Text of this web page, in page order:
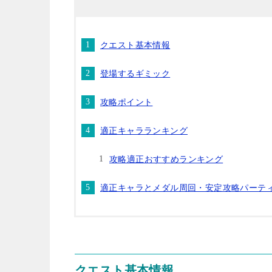
クエスト基本情報
登場するギミック
攻略ポイント
適正キャラランキング
攻略適正おすすめランキング
適正キャラとメダル周回・安定攻略パーテ